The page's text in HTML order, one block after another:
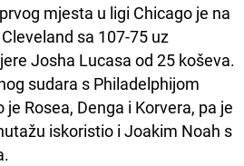
mjesta u ligi Chicago je na
sa 107-75 uz
Josha Lucasa od 25 koševa.
sudara s Philadelphijom
Rosea, Denga i Korvera, pa je
iskoristio i Joakim Noah s